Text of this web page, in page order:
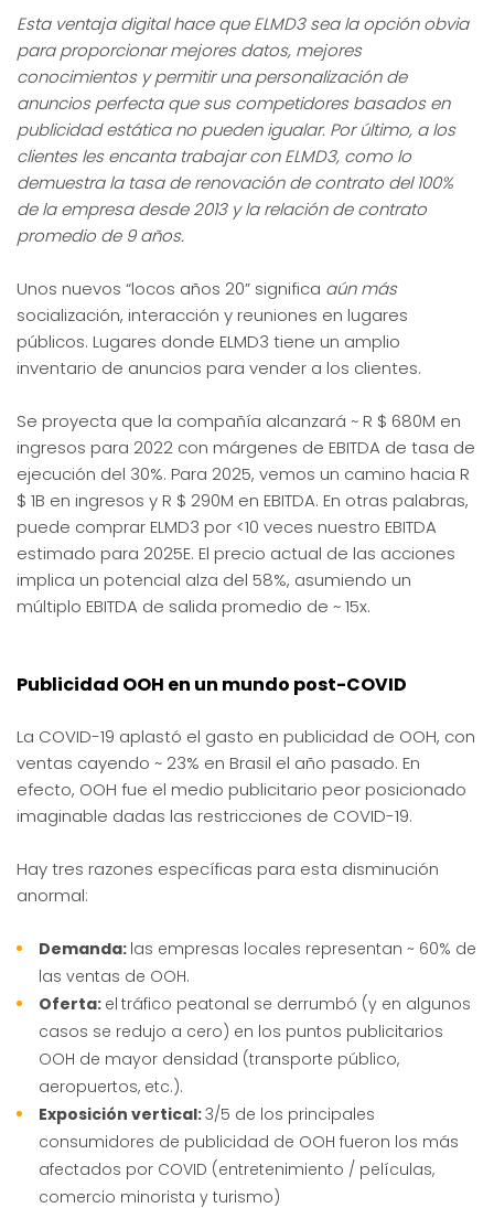
Esta ventaja digital hace que ELMD3 sea la opción obvia
para proporcionar mejores datos, mejores
conocimientos y permitir una personalización de
anuncios perfecta que sus competidores basados en
publicidad estática no pueden igualar. Por último, a los
clientes les encanta trabajar con ELMD3, como lo
demuestra la tasa de renovación de contrato del 100%
de la empresa desde 2013 y la relación de contrato
promedio de 9 años.
Unos nuevos “locos años 20” significa aún más
socialización, interacción y reuniones en lugares
públicos. Lugares donde ELMD3 tiene un amplio
inventario de anuncios para vender a los clientes.
Se proyecta que la compañía alcanzará ~ R $ 680M en
ingresos para 2022 con márgenes de EBITDA de tasa de
ejecución del 30%. Para 2025, vemos un camino hacia R
$ 1B en ingresos y R $ 290M en EBITDA. En otras palabras,
puede comprar ELMD3 por <10 veces nuestro EBITDA
estimado para 2025E. El precio actual de las acciones
implica un potencial alza del 58%, asumiendo un
múltiplo EBITDA de salida promedio de ~ 15x.
Publicidad OOH en un mundo post-COVID
La COVID-19 aplastó el gasto en publicidad de OOH, con
ventas cayendo ~ 23% en Brasil el año pasado. En
efecto, OOH fue el medio publicitario peor posicionado
imaginable dadas las restricciones de COVID-19.
Hay tres razones específicas para esta disminución
anormal:
Demanda: las empresas locales representan ~ 60% de
las ventas de OOH.
Oferta: el tráfico peatonal se derrumbó (y en algunos
casos se redujo a cero) en los puntos publicitarios
OOH de mayor densidad (transporte público,
aeropuertos, etc.).
Exposición vertical:3/5 de los principales
consumidores de publicidad de OOH fueron los más
afectados por COVID (entretenimiento / películas,
comercio minorista y turismo)